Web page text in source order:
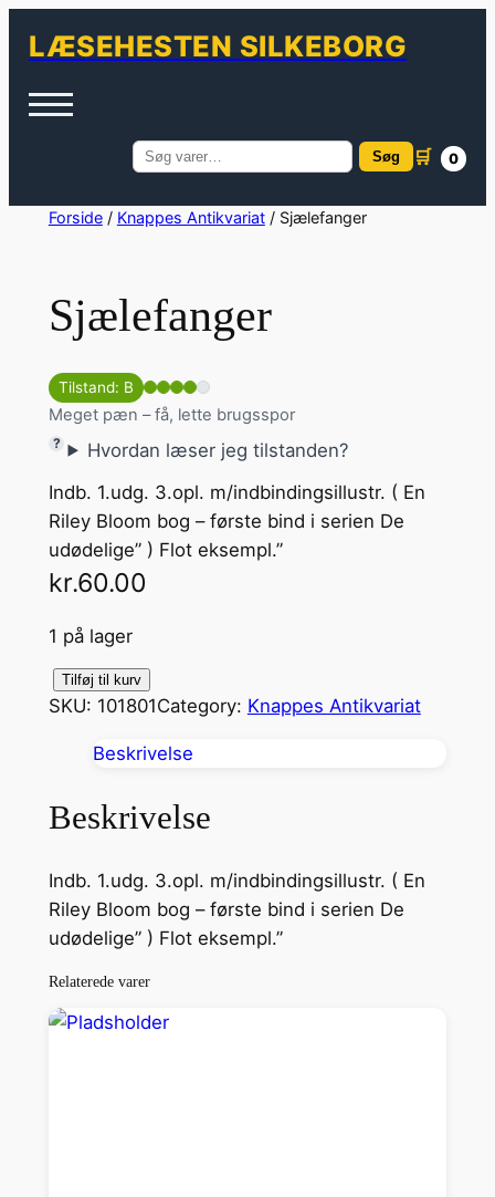
LÆSEHESTEN SILKEBORG
Søg
Søg 🛒 0
SpringForside/ Knappes Antikvariat/ Sjælefanger
Sjælefanger
Tilstand: B
Meget pæn – få, lette brugsspor
Hvordan læser jeg tilstanden?
Indb. 1.udg. 3.opl. m/indbindingsillustr. ( En
Riley Bloom bog – første bind i serien De
udødelige” ) Flot eksempl.”
kr.60.00
1 på lager
j
f
n
g
e
n
Tilføj til kurv
SKU: 101801Category: Knappes Antikvariat
Beskrivelse
Beskrivelse
Indb. 1.udg. 3.opl. m/indbindingsillustr. ( En
Riley Bloom bog – første bind i serien De
udødelige” ) Flot eksempl.”
Relaterede varer